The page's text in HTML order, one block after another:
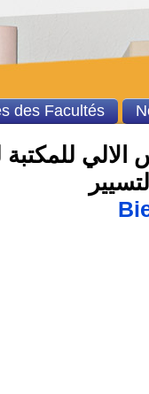
الالي للمكتبة
des Facultés